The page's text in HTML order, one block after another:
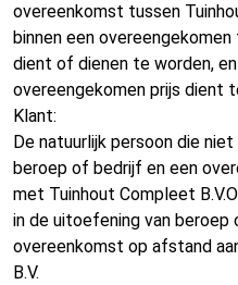
overeenkomst tussen
binnen een
dient of dienen te worden,
overeengekomen prijs dient
Klant:
De natuurlijk persoon die
beroep of bedrijf en een
met Tuinhout Compleet B.V.
in de uitoefening van beroep
overeenkomst op afstand
B.V.